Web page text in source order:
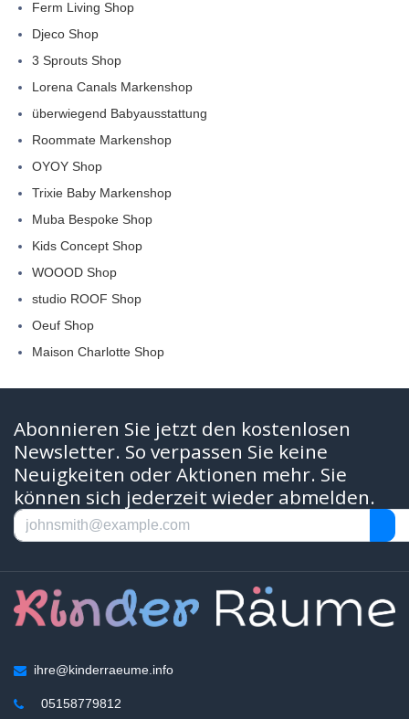
Ferm Living Shop
Djeco Shop
3 Sprouts Shop
Lorena Canals Markenshop
überwiegend Babyausstattung
Roommate Markenshop
OYOY Shop
Trixie Baby Markenshop
Muba Bespoke Shop
Kids Concept Shop
WOOOD Shop
studio ROOF Shop
Oeuf Shop
Maison Charlotte Shop
Abonnieren Sie jetzt den kostenlosen
Newsletter. So verpassen Sie keine
Neuigkeiten oder Aktionen mehr. Sie
können sich jederzeit wieder abmelden.
ihre@kinderraeume.info
05158779812